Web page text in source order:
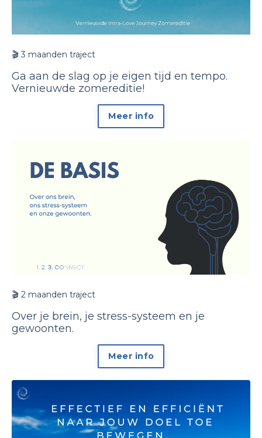
🎬3 maanden traject
Ga aan de slag op je eigen tijd en tempo.
Vernieuwde zomereditie!
Meer info
🎬 2 maanden traject
Over je brein, je stress-systeem en je
gewoonten.
Meer info